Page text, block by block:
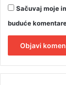
Sačuvaj moje
buduće